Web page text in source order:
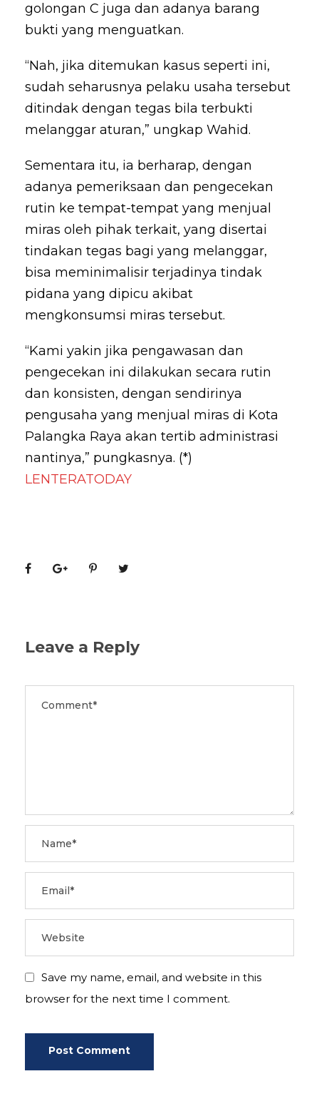
golongan C juga dan adanya barang
bukti yang menguatkan.
“Nah, jika ditemukan kasus seperti ini,
sudah seharusnya pelaku usaha tersebut
ditindak dengan tegas bila terbukti
melanggar aturan,” ungkap Wahid.
Sementara itu, ia berharap, dengan
adanya pemeriksaan dan pengecekan
rutin ke tempat-tempat yang menjual
miras oleh pihak terkait, yang disertai
tindakan tegas bagi yang melanggar,
bisa meminimalisir terjadinya tindak
pidana yang dipicu akibat
mengkonsumsi miras tersebut.
“Kami yakin jika pengawasan dan
pengecekan ini dilakukan secara rutin
dan konsisten, dengan sendirinya
pengusaha yang menjual miras di Kota
Palangka Raya akan tertib administrasi
nantinya,” pungkasnya. (*)
LENTERATODAY
Leave a Reply
Save my name, email, and website in this
browser for the next time I comment.